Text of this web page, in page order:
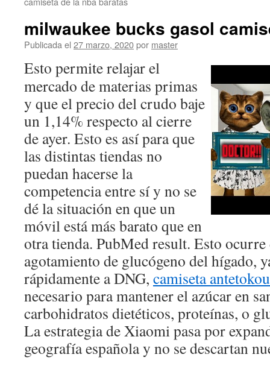
milwaukee bucks gasol
Publicada el 27 marzo, 2020por master
Esto permite relajar el
mercado de materias primas
y que el precio del crudo baje
un 1,14% respecto al cierre
de ayer. Esto es así para que
las distintas tiendas no
puedan hacerse la
competencia entre sí y no se
dé la situación en que un
móvil está más barato que en
otra tienda. PubMed result. Esto
agotamiento de glucógeno del hígado,
rápidamente a DNG, camiseta
necesario para mantener el azúcar en
carbohidratos dietéticos, proteínas, o
La estrategia de Xiaomi pasa por
geografía española y no se descartan